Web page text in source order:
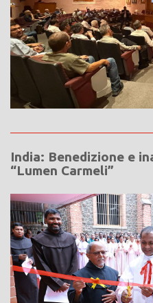
India: Benedizione e
“Lumen Carmeli”